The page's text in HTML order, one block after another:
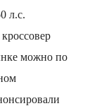
л.с.
можно по